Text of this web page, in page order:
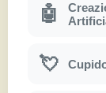
🤖
💘